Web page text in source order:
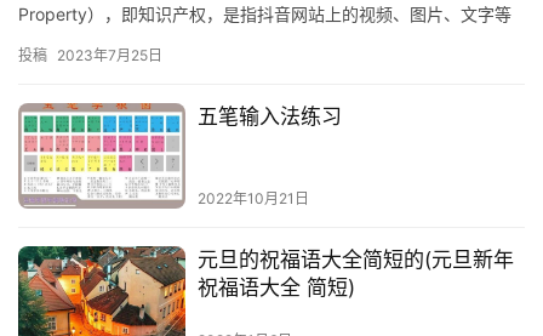
Property），即知识产权，是指抖音网站上的视频、图片、文字等
投稿 2023年7月25日
五笔输入法练习
2022年10月21日
元旦的祝福语大全简短的(元旦新年
祝福语大全 简短)